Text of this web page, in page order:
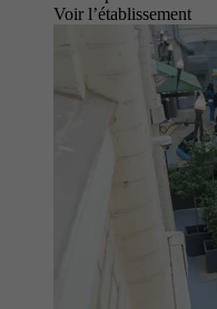
Voir l’établissement